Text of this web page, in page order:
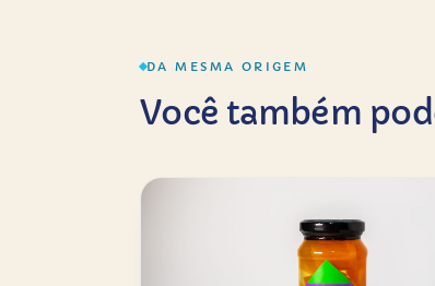
DA MESMA ORIGEM
Você também